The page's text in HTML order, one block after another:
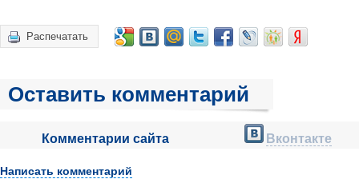
Распечатать
Оставить комментарий
Комментарии сайта Вконтакте
Написать комментарий